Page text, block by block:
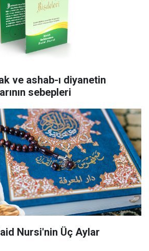
ve ashab-ı diyanetin
sebepleri
Nursi'nin Üç Aylar